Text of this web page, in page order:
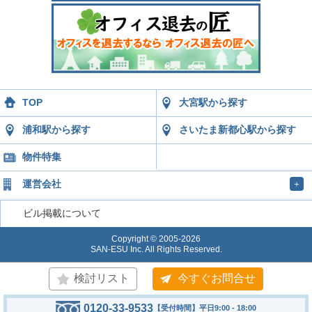
検討リスト 今すぐお問合せ
0120-33-9533 【受付時間】平日9:00 - 18:00
TOP 大宮駅から探す
浦和駅から探す さいたま新都心駅から探す
物件特集
運営会社 ＋
ビル掲載について
Copyright © 2005-2026
SAN-ESU Inc. All Rights Reserved.